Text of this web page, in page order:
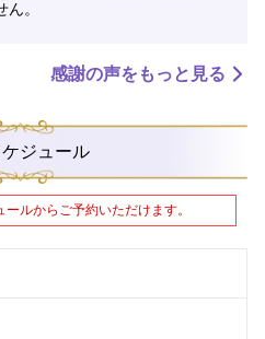
。
感謝の声をもっと見る
ジュール
ルからご予約いただけます。